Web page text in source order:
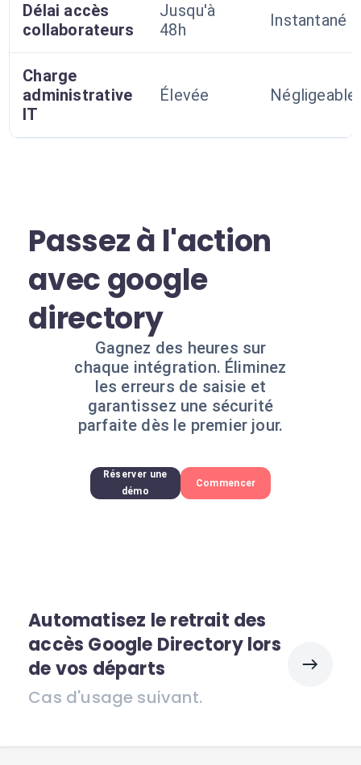
Délai accès
collaborateurs
Jusqu'à
48h
Instantané
Charge
administrative
IT
Élevée Négligeable
Passez à l'action
avec google
directory
Gagnez des heures sur
chaque intégration. Éliminez
les erreurs de saisie et
garantissez une sécurité
parfaite dès le premier jour.
Réserver une
démo
Commencer
Automatisez le retrait des
accès Google Directory lors
de vos départs
Cas d'usage suivant.